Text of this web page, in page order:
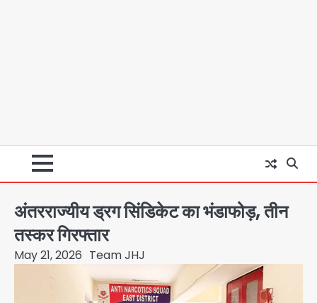
अंतरराज्यीय ड्रग सिंडिकेट का भंडाफोड़, तीन
तस्कर गिरफ्तार
May 21, 2026 Team JHJ